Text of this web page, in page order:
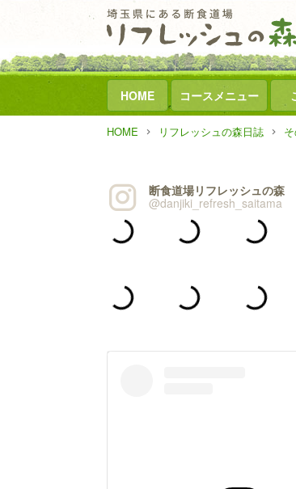
HOME コースメニュー
HOME リフレッシュの森日誌
断食道場リフレッシュの森
@danjiki_refresh_saitama